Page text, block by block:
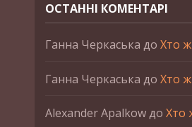
ОСТАННІ КОМЕНТАРІ
Ганна Черкаська до Хто ж
Ганна Черкаська до Хто ж
Alexander Apalkowдо Хто